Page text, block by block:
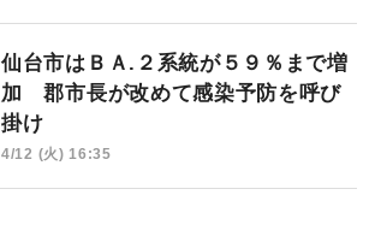
仙台市はＢＡ.２系統が５９％まで増
加 郡市長が改めて感染予防を呼び
掛け
4/12 (火) 16:35